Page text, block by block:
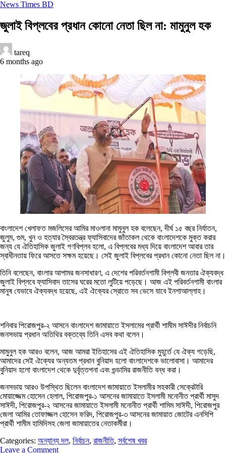
News Times BD
জুলাই বিপ্লবের প্রধান কোনো নেতা ছিল না: মামুনুল হক
tareq
6 months ago
বাংলাদেশ খেলাফত মজলিসের আমির মাওলানা মামুনুল হক বলেছেন, দীর্ঘ ১৫ বছর নির্যাতন,
জুলুম, গুম, খুন ও হত্যার স্বৈরতন্ত্র ফ্যাসিবাদের জাঁতাকল থেকে বাংলাদেশকে মুক্ত করার
জন্য যে ঐতিহাসিক জুলাই গণবিপ্লব হলো, এ বিপ্লবের মধ্য দিয়ে বাংলাদেশ আবার তার
স্বাধীনতায় ফিরে আসতে সক্ষম হয়েছে। সেই জুলাই বিপ্লবের প্রধান কোনো নেতা ছিল না।
তিনি বলেছেন, বাংলার আপামর জনসাধারণ, এ দেশের পরিবর্তনগামী বিপ্লবী জনতার ঐক্যবদ্ধ
জুলাই বিপ্লবে ফ্যাসিবাদ তাসের ঘরের মতো লুটিয়ে পড়েছে। আজ এই পরিবর্তনগামী বাংলার
মানুষ যেভাবে ঐক্যবদ্ধ হয়েছে, এই ঐক্যের স্রোতে সব ভেসে যাবে ইনশাআল্লাহ।
শনিবার পিরোজপুর-২ আসনে বাংলাদেশ জামায়াতে ইসলামের প্রার্থী শামীম সাঈদীর নির্বাচনি
জনসভায় প্রধান অতিথির বক্তব্যে তিনি এসব কথা বলেন।
মামুনুল হক আরও বলেন, আজ আমরা ইতিহাসের এই ঐতিহাসিক মুহূর্তে যে ঐক্য গড়েছি,
আমাদের সেই ঐক্যের অন্যতম প্রধান বুনিয়াদ হলো বাংলাদেশকে ভালোবাসা। আমাদের
বুনিয়াদ হলো বাংলাদেশ থেকে দুর্বৃত্তপনা এবং গুন্ডামির রাজনীতি বন্ধ করা।
জনসভায় আরও উপস্থিত ছিলেন বাংলাদেশ জামায়াতে ইসলামীর সহকারী সেক্রেটারি
মোয়াজ্জেম হোসেন হেলাল, পিরোজপুর-১ আসনের জামায়াতে ইসলামী মনোনীত প্রার্থী মাসুদ
সাঈদী, পিরোজপুর-২ আসনের জামায়াতে ইসলামী মনোনীত প্রার্থী শামিম সাঈদী, পিরোজপুর
জেলা আমির তোফাজ্জল হোসেন ফরিদ, পিরোজপুর-৩ আসনের জামায়াত জোটের এনসিপি
প্রার্থী শামীম হামিদিসহ জেলা জামায়াতের নেতাকর্মীরা।
Categories: অন্যান্য দল, নির্বাচন, রাজনীতি, সর্বশেষ খবর
Leave a Comment